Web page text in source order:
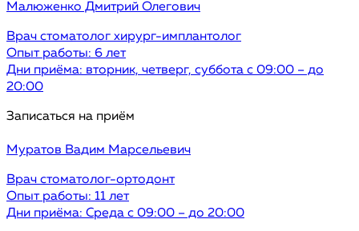
Малюженко Дмитрий Олегович
Врач стоматолог хирург-имплантолог
Опыт работы: 6 лет
Дни приёма: вторник, четверг, суббота с 09:00 – до
20:00
Записаться на приём
Муратов Вадим Марсельевич
Врач стоматолог-ортодонт
Опыт работы: 11 лет
Дни приёма: Среда с 09:00 – до 20:00